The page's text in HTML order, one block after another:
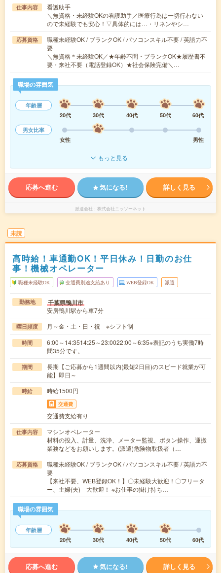
仕事内容
看護助手
＼無資格・未経験OKの看護助手／医療行為は一切行わない
ので未経験でも安心！▽具体的には…・リネンやシ…
応募資格
職種未経験OK / ブランクOK / パソコンスキル不要 / 英語力不
要
＼無資格＊未経験OK／★年齢不問・ブランクOK★履歴書不
要・来社不要（電話登録OK）★社会保険完備＼…
職場の雰囲気
年齢層
20代
30代 40代 50代
60代
男女比率
女性
男性
もっと見る
応募へ進む 気になる! 詳しく見る
派遣会社 株式会社ニッソーネット
未読
高時給！車通勤OK！平日休み！日勤のお仕
事！機械オペレーター
職種未経験OK 交通費別途支給あり WEB登録OK 派遣
勤務地 千葉県鴨川市
安房鴨川駅から車7分
曜日頻度 月～金・土・日・祝 ※シフト制
時間
6:00～14:3514:25～23:0022:00～6:35※表記のうち実働7時
間35分です。
期間
長期【ご応募から1週間以内(最短2日目)のスピード就業が可
能】即日～
時給 時給1500円
交通費
交通費支給有り
仕事内容
マシンオペレーター
材料の投入、計量、洗浄、メーター監視、ボタン操作、運搬
業務などをお願いします。(派遣)危険物取扱者（…
応募資格
職種未経験OK / ブランクOK / パソコンスキル不要 / 英語力不
要
【来社不要、WEB登録OK！】〇未経験大歓迎！〇フリータ
ー、主婦(夫) 大歓迎！ ※お仕事の掛け持ち…
職場の雰囲気
年齢層
20代
30代 40代 50代 60代
応募へ進む 気になる! 詳しく見る